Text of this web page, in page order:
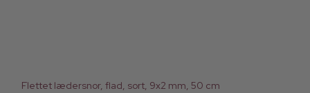
Flettet lædersnor, flad, sort, 9x2 mm, 50 cm